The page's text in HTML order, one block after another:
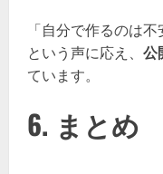
「自分で作るのは
という声に応え、 公
ています。
6. まとめ